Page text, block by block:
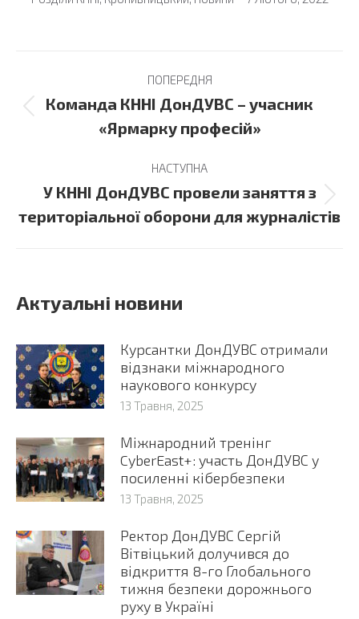
navigation
ПОПЕРЕДНЯ
Previous
post:
Команда КННІ ДонДУВС – учасник
«Ярмарку професій»
НАСТУПНА
Next
post:
У КННІ ДонДУВС провели заняття з
територіальної оборони для журналістів
Актуальні новини
Курсантки ДонДУВС отримали
відзнаки міжнародного
наукового конкурсу
13 Травня, 2025
Міжнародний тренінг
CyberEast+: участь ДонДУВС у
посиленні кібербезпеки
13 Травня, 2025
Ректор ДонДУВС Сергій
Вітвіцький долучився до
відкриття 8-го Глобального
тижня безпеки дорожнього
руху в Україні